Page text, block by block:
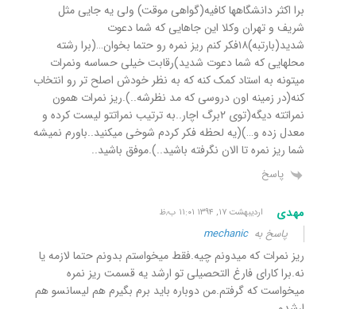
برا اکثر دانشگاهها کافیه(گواهی موقت) ولی یه جایی مثل
شریف و تهران وکلا این جاهایی که شما دعوت
شدید(بارتبه)۱۸فکر کنم ریز نمره رو حتما بخوان…(برا رشته
محلهایی که شما دعوت شدید)رقابت خیلی حساسه ونمرات
میتونه به استاد کمک کنه که به نظر خودش اصلح تر رو انتخاب
کنه(در زمینه اون دروسی که مد نظرشه..).ریز نمرات همون
نمراتته دیگه(توی ۲برگ اچار..به ترتیب نمراتتو لیست کرده و
معدل زده و…)(یه لحظه فکر کردم شوخی میکنید..باورم نمیشه
شما ریز نمره تا الان نگرفته باشید..).موفق باشید..
پاسخ
مهدی اردیبهشت ۱۷, ۱۳۹۴ ۱۱:۰۱ ب٫ظ
پاسخ بهmechanic
ریز نمرات که میدونم چیه.فقط میخواستم بدونم حتما لازمه یا
نه.برا کارای فارغ التحصیلی تو ارشد یه قسمت ریز نمره
میخواست که گرفتم.من دوباره باید برم بگیرم هم لیسانسو هم